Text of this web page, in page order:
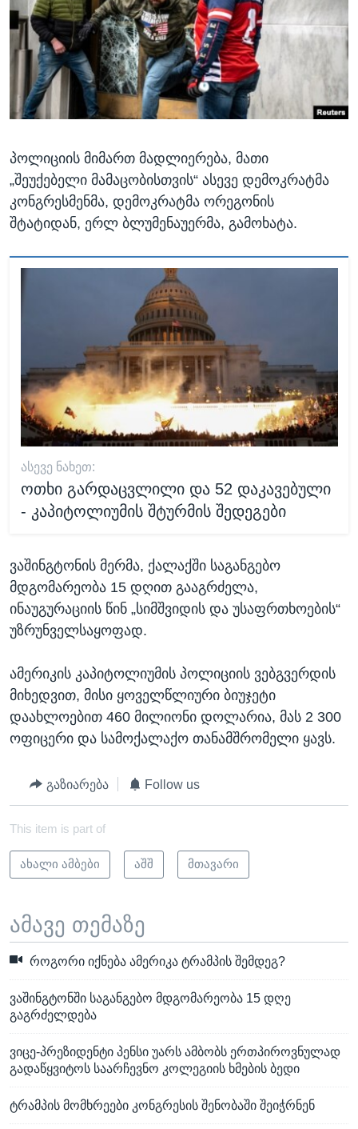
პოლიციის მიმართ მადლიერება, მათი
„შეუქებელი მამაცობისთვის“ ასევე დემოკრატმა
კონგრესმენმა, დემოკრატმა ორეგონის
შტატიდან, ერლ ბლუმენაუერმა, გამოხატა.
ᲐᲡᲔᲕᲔ ᲜᲐᲮᲔᲗ:
ოთხი გარდაცვლილი და 52 დაკავებული
- კაპიტოლიუმის შტურმის შედეგები
ვაშინგტონის მერმა, ქალაქში საგანგებო
მდგომარეობა 15 დღით გააგრძელა,
ინაუგურაციის წინ „სიმშვიდის და უსაფრთხოების“
უზრუნველსაყოფად.
ამერიკის კაპიტოლიუმის პოლიციის ვებგვერდის
მიხედვით, მისი ყოველწლიური ბიუჯეტი
დაახლოებით 460 მილიონი დოლარია, მას 2 300
ოფიცერი და სამოქალაქო თანამშრომელი ყავს.
გაზიარება Follow us
This item is part of
ახალი ამბები აშშ მთავარი
ამავე თემაზე
როგორი იქნება ამერიკა ტრამპის შემდეგ?
ვაშინგტონში საგანგებო მდგომარეობა 15 დღე
გაგრძელდება
ვიცე-პრეზიდენტი პენსი უარს ამბობს ერთპიროვნულად
გადაწყვიტოს საარჩევნო კოლეგიის ხმების ბედი
ტრამპის მომხრეები კონგრესის შენობაში შეიჭრნენ